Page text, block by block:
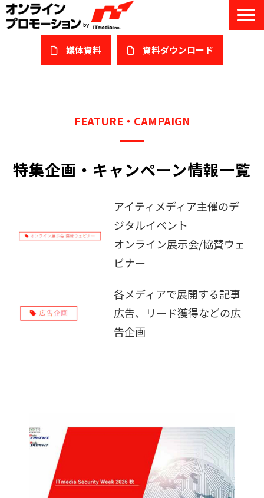
媒体資料 ​資料ダウンロード
サービスガイド/お役立ち資料
課題/ターゲット別で探す
導入事例
セミナー情報/ブログ
FEATURE・CAMPAIGN
特集企画・キャンペーン情報一覧
アイティメディア主催のデ
ジタルイベント
オンライン展示会/協賛ウェ
ビナー
各メディアで展開する記事
広告、リード獲得などの広
告企画